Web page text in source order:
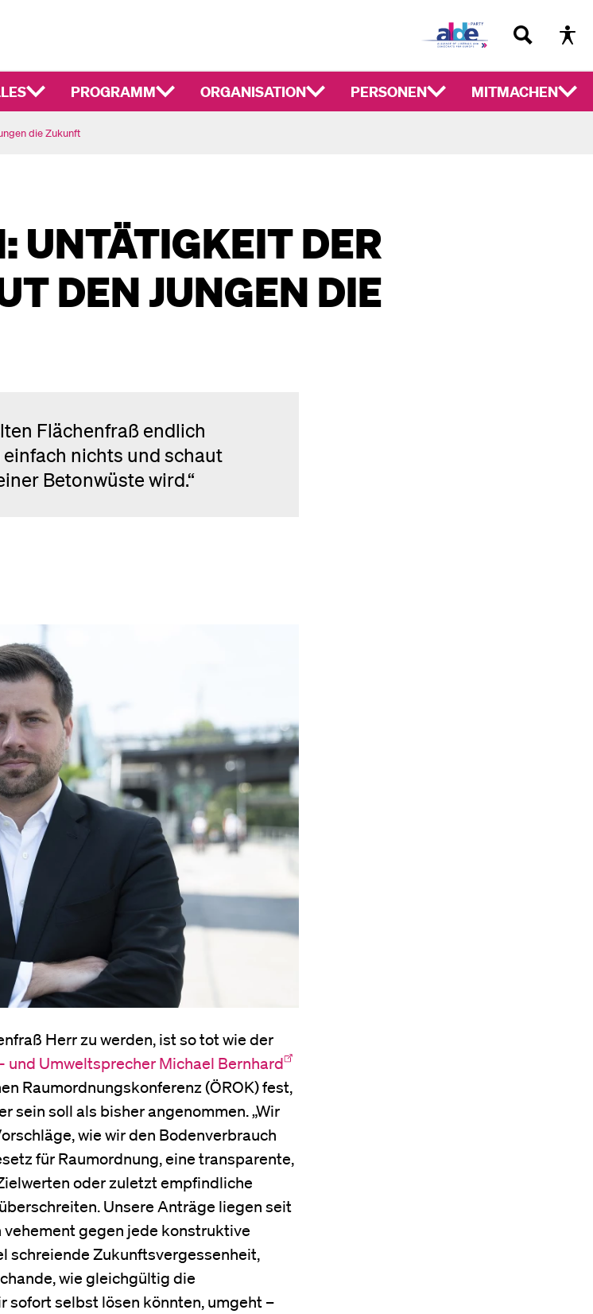
PROGRAMM ORGANISATION PERSONEN MITMACHEN
die Zukunft
UNTÄTIGKEIT DER
DEN JUNGEN DIE
Flächenfraß endlich
nichts und schaut
Betonwüste wird.“
Herr zu werden, ist so tot wie der
und Umweltsprecher Michael Bernhard
Raumordnungskonferenz (ÖROK) fest,
sein soll als bisher angenommen. „Wir
wie wir den Bodenverbrauch
für Raumordnung, eine transparente,
oder zuletzt empfindliche
Unsere Anträge liegen seit
vehement gegen jede konstruktive
schreiende Zukunftsvergessenheit,
wie gleichgültig die
sofort selbst lösen könnten, umgeht –